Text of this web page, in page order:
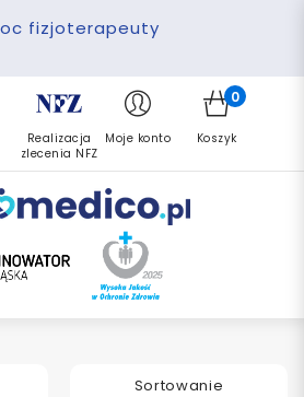
Darmowa dostawa
fizjoterapeuty
Finansowanie PFRON
Refundacja NFZ
zlecenie ponownie
Realizacja
zlecenia NFZ
Moje konto
0
Koszyk
Sortowanie